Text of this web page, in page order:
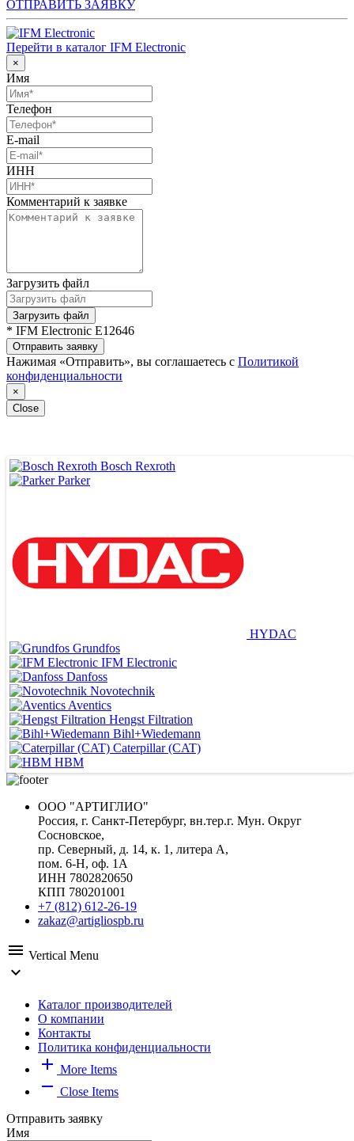
ОТПРАВИТЬ ЗАЯВКУ
Перейти в каталог IFM Electronic
×
Имя
Телефон
E-mail
ИНН
Комментарий к заявке
Загрузить файл
Загрузить файл
* IFM Electronic E12646
Отправить заявку
Нажимая «Отправить», вы соглашаетесь с Политикой
конфиденциальности
×
Close
ВЕДУЩИЕ ПОСТАВЩИКИ
Bosch Rexroth
Parker
HYDAC
Grundfos
IFM Electronic
Danfoss
Novotechnik
Aventics
Hengst Filtration
Bihl+Wiedemann
Caterpillar (CAT)
HBM
ООО "АРТИГЛИО"
Россия, г. Санкт-Петербург, вн.тер.г. Мун. Округ
Сосновское,
пр. Северный, д. 14, к. 1, литера А,
пом. 6-Н, оф. 1А
ИНН 7802820650
КПП 780201001
+7 (812) 612-26-19
zakaz@artigliospb.ru
menu Vertical Menu
expand_more
Каталог производителей
О компании
Контакты
Политика конфиденциальности
add More Items
remove Close Items
Отправить заявку
Имя